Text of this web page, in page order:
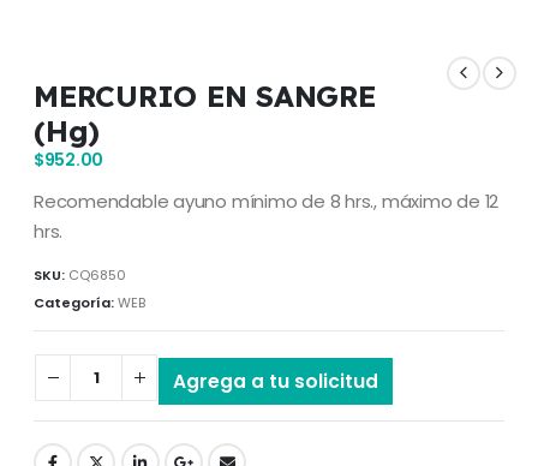
MERCURIO EN SANGRE
(Hg)
$952.00
Recomendable ayuno mínimo de 8 hrs., máximo de 12
hrs.
SKU: CQ6850
Categoría:WEB
Agrega a tu solicitud